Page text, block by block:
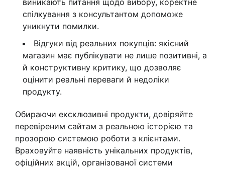
виникають питання щодо вибору, коректне
спілкування з консультантом допоможе
уникнути помилки.
Відгуки від реальних покупців: якісний
магазин має публікувати не лише позитивні, а
й конструктивну критику, що дозволяє
оцінити реальні переваги й недоліки
продукту.
Обираючи ексклюзивні продукти, довіряйте
перевіреним сайтам з реальною історією та
прозорою системою роботи з клієнтами.
Враховуйте наявність унікальних продуктів,
офіційних акцій, організованої системи